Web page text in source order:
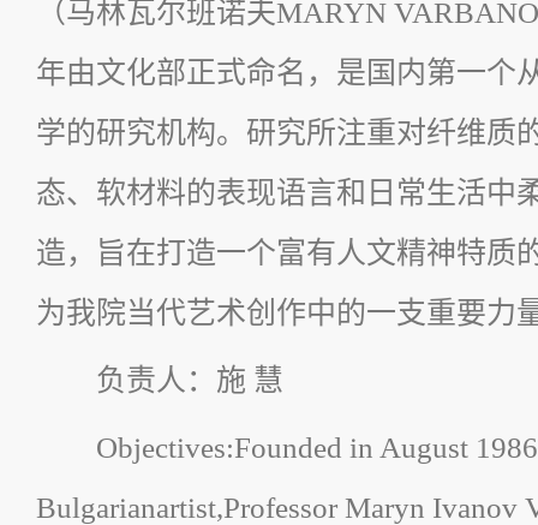
（马林瓦尔班诺夫MARYN
年由文化部正式命名，是国内第一个
学的研究机构。研究所注重对纤维质
态、软材料的表现语言和日常生活中
造，旨在打造一个富有人文精神特质
为我院当代艺术创作中的一支重要力
负责人：施 慧
Objectives:Founded in August
Bulgarianartist,Professor Maryn Ivanov